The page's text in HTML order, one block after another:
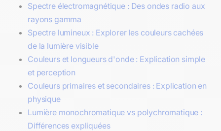
Spectre électromagnétique : Des ondes radio aux
rayons gamma
Spectre lumineux : Explorer les couleurs cachées
de la lumière visible
Couleurs et longueurs d'onde : Explication simple
et perception
Couleurs primaires et secondaires : Explication en
physique
Lumière monochromatique vs polychromatique :
Différences expliquées